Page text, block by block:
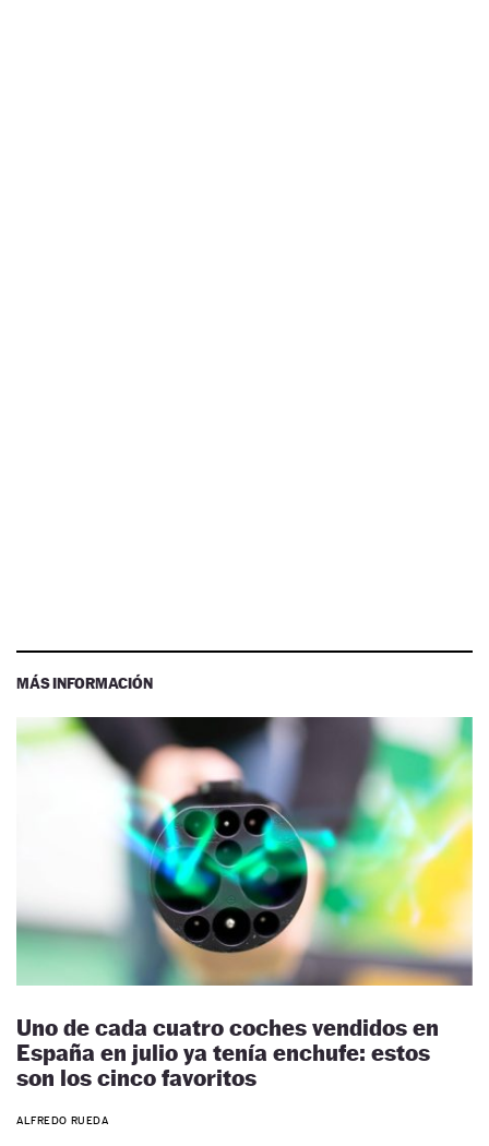
MÁS INFORMACIÓN
Uno de cada cuatro coches vendidos en
España en julio ya tenía enchufe: estos
son los cinco favoritos
ALFREDO RUEDA